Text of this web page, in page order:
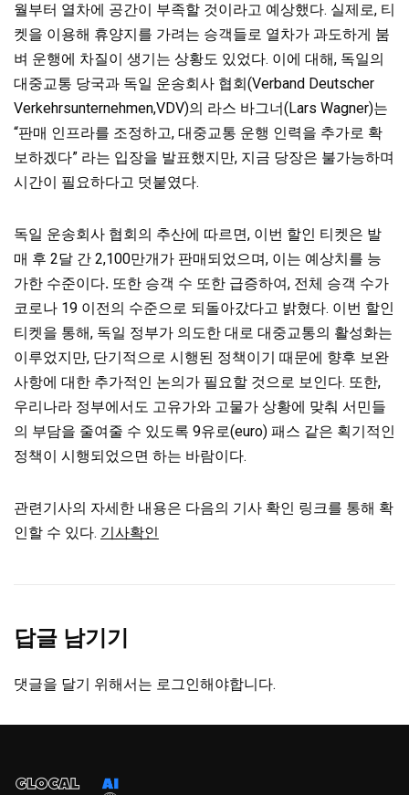
월부터 열차에 공간이 부족할 것이라고 예상했다. 실제로, 티
켓을 이용해 휴양지를 가려는 승객들로 열차가 과도하게 붐
벼 운행에 차질이 생기는 상황도 있었다. 이에 대해, 독일의
대중교통 당국과 독일 운송회사 협회(Verband Deutscher
Verkehrsunternehmen,VDV)의 라스 바그너(Lars Wagner)는
“판매 인프라를 조정하고, 대중교통 운행 인력을 추가로 확
보하겠다” 라는 입장을 발표했지만, 지금 당장은 불가능하며
시간이 필요하다고 덧붙였다.
독일 운송회사 협회의 추산에 따르면, 이번 할인 티켓은 발
매 후 2달 간 2,100만개가 판매되었으며, 이는 예상치를 능
가한 수준이다. 또한 승객 수 또한 급증하여, 전체 승객 수가
코로나 19 이전의 수준으로 되돌아갔다고 밝혔다. 이번 할인
티켓을 통해, 독일 정부가 의도한 대로 대중교통의 활성화는
이루었지만, 단기적으로 시행된 정책이기 때문에 향후 보완
사항에 대한 추가적인 논의가 필요할 것으로 보인다. 또한,
우리나라 정부에서도 고유가와 고물가 상황에 맞춰 서민들
의 부담을 줄여줄 수 있도록 9유로(euro) 패스 같은 획기적인
정책이 시행되었으면 하는 바람이다.
관련기사의 자세한 내용은 다음의 기사 확인 링크를 통해 확
인할 수 있다. 기사확인
답글 남기기
댓글을 달기 위해서는 로그인해야합니다.